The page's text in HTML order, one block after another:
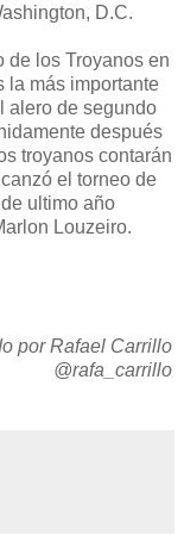
D.C.
de los Troyanos en
la más importante
alero de segundo
después
troyanos contarán
el torneo de
ultimo año
Louzeiro.
por Rafael Carrillo
@rafa_carrillo